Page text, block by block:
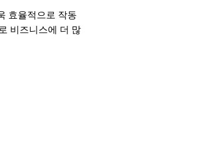
효율적으로 작동
비즈니스에 더 많